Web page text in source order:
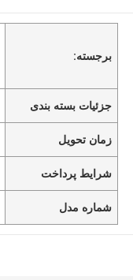
برجسته:
جزئیات بسته بندی
زمان تحویل
شرایط پرداخت
شماره مدل